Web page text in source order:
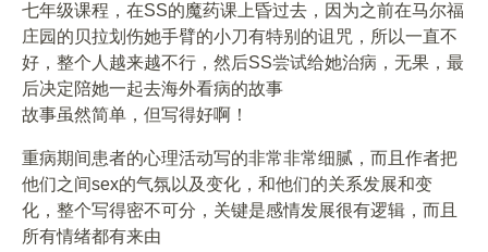
七年级课程，在SS的魔药课上昏过去，因为之前在马尔福
庄园的贝拉划伤她手臂的小刀有特别的诅咒，所以一直不
好，整个人越来越不行，然后SS尝试给她治病，无果，最
后决定陪她一起去海外看病的故事
故事虽然简单，但写得好啊！
重病期间患者的心理活动写的非常非常细腻，而且作者把
他们之间sex的气氛以及变化，和他们的关系发展和变
化，整个写得密不可分，关键是感情发展很有逻辑，而且
所有情绪都有来由